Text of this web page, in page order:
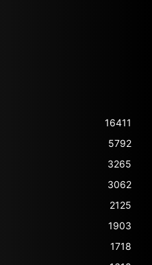
16411
5792
3265
3062
2125
1903
1718